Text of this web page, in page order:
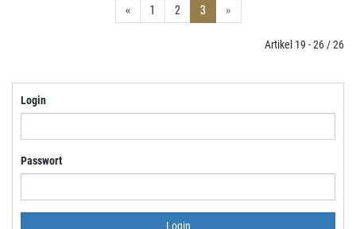
« 1 2 3 »
Artikel 19 - 26 / 26
Login
Passwort